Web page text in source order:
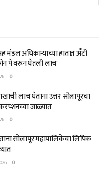
मंडल अधिकाऱ्याच्या हातात अँटी
पे वरून घेतली लाच
0
लाच घेताना उत्तर सोलापूरचा
जाळ्यात
0
सोलापूर महापालिकेचा लिपिक
0